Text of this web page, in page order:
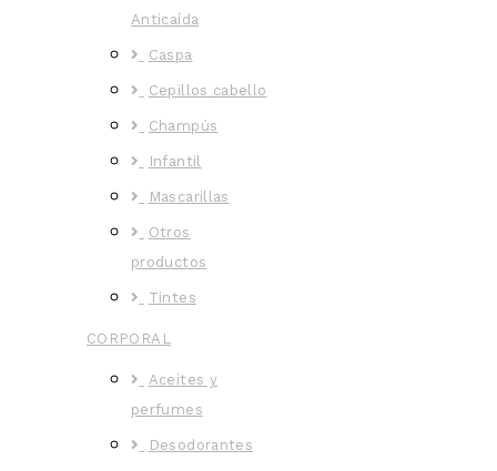
Anticaída
Caspa
Cepillos cabello
Champús
Infantil
Mascarillas
Otros
productos
Tintes
CORPORAL
Aceites y
perfumes
Desodorantes